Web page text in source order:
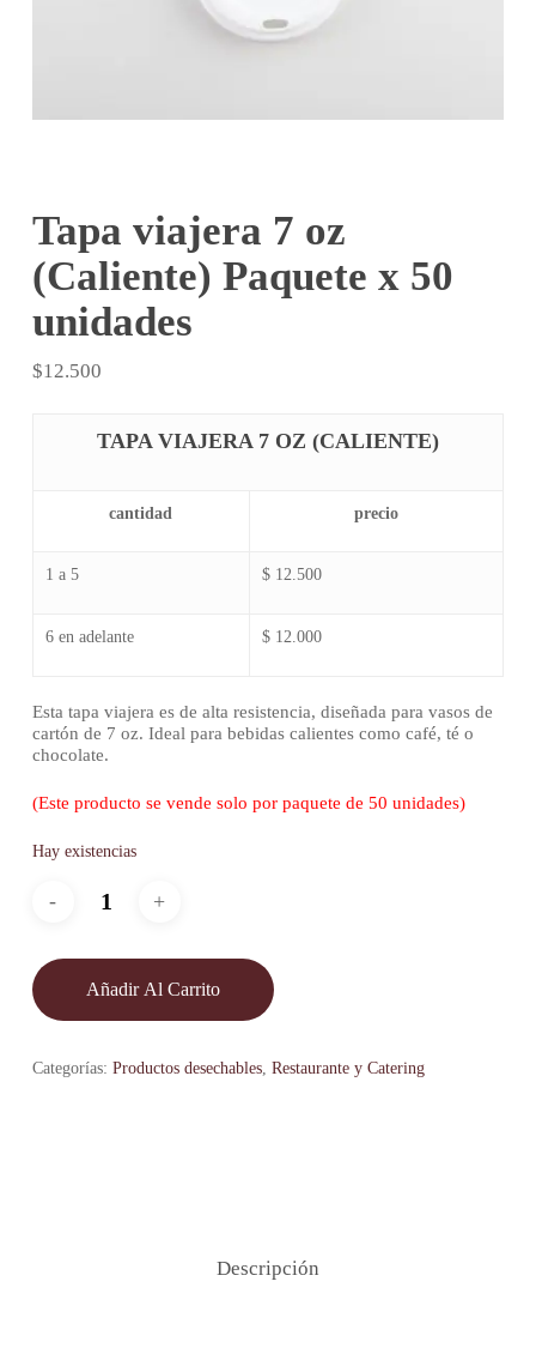
Tapa viajera 7 oz
(Caliente) Paquete x 50
unidades
$12.500
TAPA VIAJERA 7 OZ (CALIENTE)
cantidad precio
1 a 5 $ 12.500
6 en adelante $ 12.000
Esta tapa viajera es de alta resistencia, diseñada para vasos de
cartón de 7 oz. Ideal para bebidas calientes como café, té o
chocolate.
(Este producto se vende solo por paquete de 50 unidades)
Hay existencias
Añadir Al Carrito
Categorías: Productos desechables, Restaurante y Catering
Descripción